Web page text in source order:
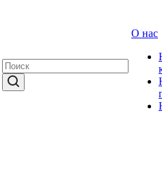
О нас